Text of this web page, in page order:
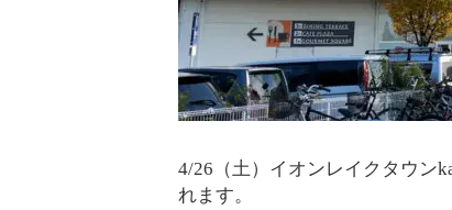
4/26（土）イオンレイクタウン
れます。